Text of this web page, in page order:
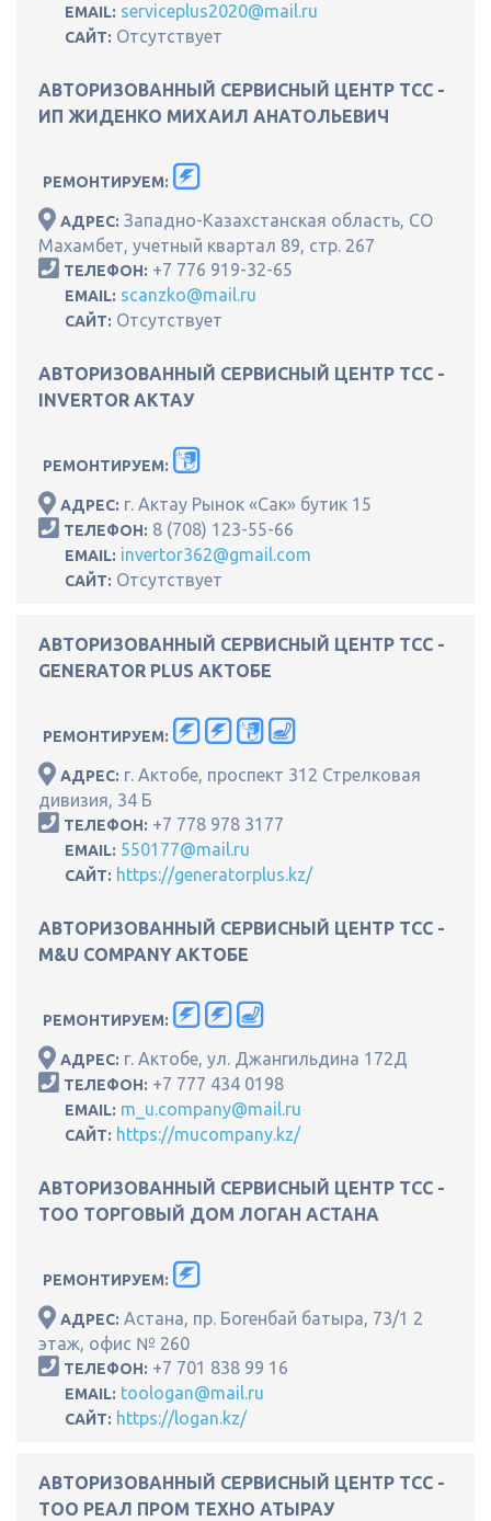
EMAIL: serviceplus2020@mail.ru
САЙТ: Отсутствует
АВТОРИЗОВАННЫЙ СЕРВИСНЫЙ ЦЕНТР ТСС -
ИП ЖИДЕНКО МИХАИЛ АНАТОЛЬЕВИЧ
РЕМОНТИРУЕМ:
АДРЕС: Западно-Казахстанская область, СО
Махамбет, учетный квартал 89, стр. 267
ТЕЛЕФОН: +7 776 919-32-65
EMAIL: scanzko@mail.ru
САЙТ: Отсутствует
АВТОРИЗОВАННЫЙ СЕРВИСНЫЙ ЦЕНТР ТСС -
INVERTOR АКТАУ
РЕМОНТИРУЕМ:
АДРЕС: г. Актау Рынок «Сак» бутик 15
ТЕЛЕФОН: 8 (708) 123-55-66
EMAIL: invertor362@gmail.com
САЙТ: Отсутствует
АВТОРИЗОВАННЫЙ СЕРВИСНЫЙ ЦЕНТР ТСС -
GENERATOR PLUS АКТОБЕ
РЕМОНТИРУЕМ:
АДРЕС: г. Актобе, проспект 312 Стрелковая
дивизия, 34 Б
ТЕЛЕФОН: +7 778 978 3177
EMAIL: 550177@mail.ru
САЙТ: https://generatorplus.kz/
АВТОРИЗОВАННЫЙ СЕРВИСНЫЙ ЦЕНТР ТСС -
M&U COMPANY АКТОБЕ
РЕМОНТИРУЕМ:
АДРЕС: г. Актобе, ул. Джангильдина 172Д
ТЕЛЕФОН: +7 777 434 0198
EMAIL: m_u.company@mail.ru
САЙТ: https://mucompany.kz/
АВТОРИЗОВАННЫЙ СЕРВИСНЫЙ ЦЕНТР ТСС -
ТОО ТОРГОВЫЙ ДОМ ЛОГАН АСТАНА
РЕМОНТИРУЕМ:
АДРЕС: Астана, пр. Богенбай батыра, 73/1 2
этаж, офис № 260
ТЕЛЕФОН: +7 701 838 99 16
EMAIL: toologan@mail.ru
САЙТ: https://logan.kz/
АВТОРИЗОВАННЫЙ СЕРВИСНЫЙ ЦЕНТР ТСС -
ТОО РЕАЛ ПРОМ ТЕХНО АТЫРАУ